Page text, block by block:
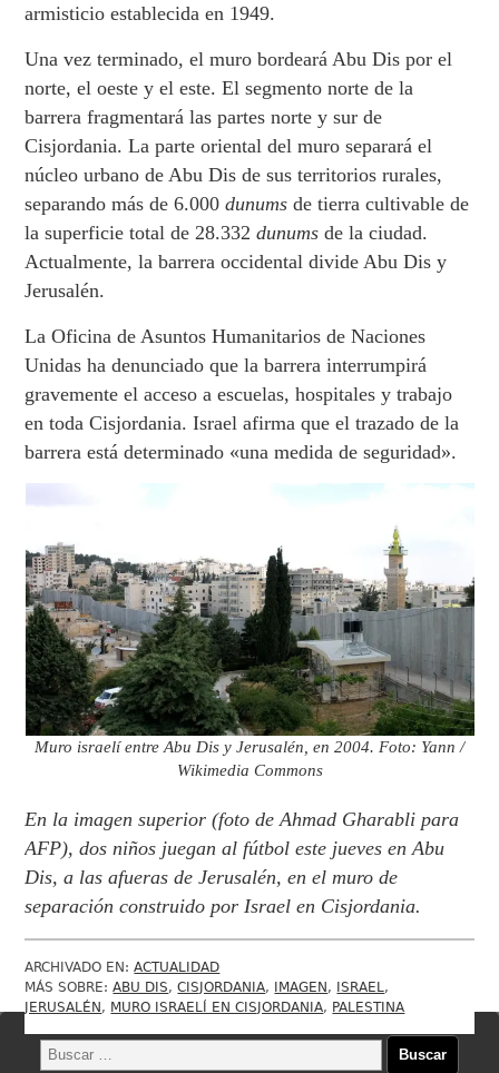
armisticio establecida en 1949.
Una vez terminado, el muro bordeará Abu Dis por el
norte, el oeste y el este. El segmento norte de la
barrera fragmentará las partes norte y sur de
Cisjordania. La parte oriental del muro separará el
núcleo urbano de Abu Dis de sus territorios rurales,
separando más de 6.000dunums de tierra cultivable de
la superficie total de 28.332dunums de la ciudad.
Actualmente, la barrera occidental divide Abu Dis y
Jerusalén.
La Oficina de Asuntos Humanitarios de Naciones
Unidas ha denunciado que la barrera interrumpirá
gravemente el acceso a escuelas, hospitales y trabajo
en toda Cisjordania. Israel afirma que el trazado de la
barrera está determinado «una medida de seguridad».
Muro israelí entre Abu Dis y Jerusalén, en 2004. Foto: Yann /
Wikimedia Commons
En la imagen superior (foto de Ahmad Gharabli para
AFP), dos niños juegan al fútbol este jueves en Abu
Dis, a las afueras de Jerusalén, en el muro de
separación construido por Israel en Cisjordania.
ARCHIVADO EN:ACTUALIDAD
MÁS SOBRE:ABU DIS,CISJORDANIA, IMAGEN, ISRAEL ,
JERUSALÉN, MURO ISRAELÍ EN CISJORDANIA, PALESTINA